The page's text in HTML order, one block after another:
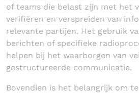
of teams die belast zijn met het
verifiëren en verspreiden van
relevante partijen. Het gebruik
berichten of specifieke
helpen bij het waarborgen van
gestructureerde communicatie.
Bovendien is het belangrijk om